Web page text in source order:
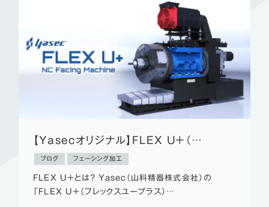
【Yasecオリジナル】FLEX U＋（…
ブログ フェーシング加工
FLEX U＋とは？ Yasec（山科精器株式会社）の
「FLEX U＋（フレックスユープラス）…